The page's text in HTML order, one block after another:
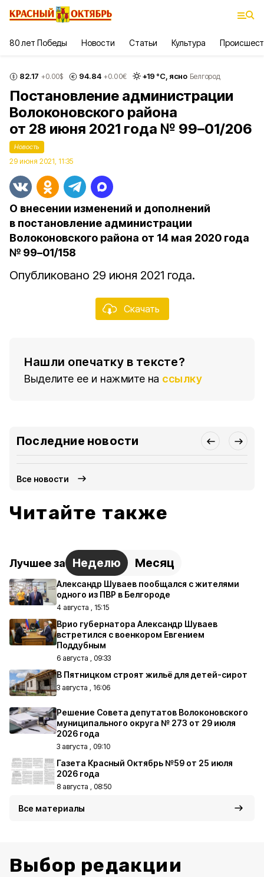
80 лет Победы Новости Статьи Культура
82.17 +0.00$ 94.84 +0.00€ +19 °С, ясно Белгород
Постановление администрации
Волоконовского района
от 28 июня 2021 года № 99–01/206
Новость
29 июня 2021, 11:35
О внесении изменений и дополнений
в постановление администрации
Волоконовского района от 14 мая 2020 года
№ 99–01/158
Опубликовано 29 июня 2021 года.
Скачать
Нашли опечатку в тексте?
Выделите ее и нажмите на ссылку
Последние новости
Все новости
Читайте также
Лучшее за Неделю Месяц
Александр Шуваев пообщался с жителями
одного из ПВР в Белгороде
4 августа , 15:15
Врио губернатора Александр Шуваев
встретился с военкором Евгением
Поддубным
6 августа , 09:33
В Пятницком строят жильё для детей-сирот
3 августа , 16:06
Решение Совета депутатов Волоконовского
муниципального округа № 273 от 29 июля
2026 года
3 августа , 09:10
Газета Красный Октябрь №59 от 25 июля
2026 года
8 августа , 08:50
Все материалы
Выбор редакции